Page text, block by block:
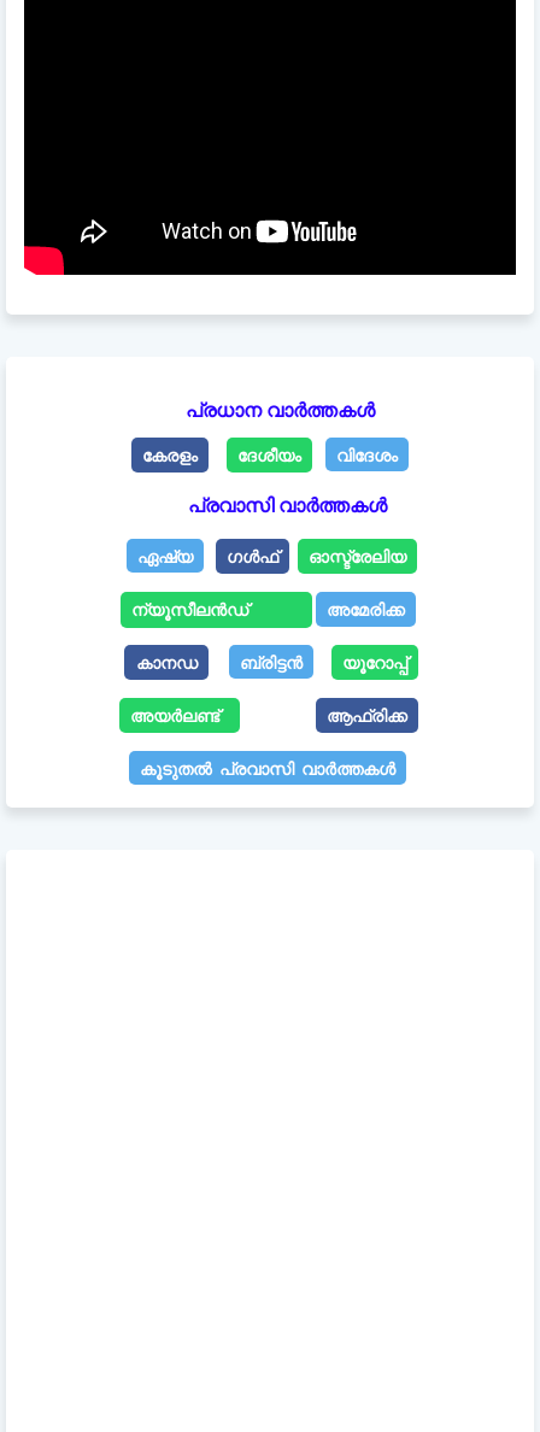
പ്രധാന വാർത്തകൾ
കേരളം ദേശീയം വിദേശം
പ്രവാസി വാർത്തകൾ
ഏഷ്യ ഗൾഫ് ഓസ്ട്രേലിയ
ന്യൂസീലൻഡ് അമേരിക്ക
കാനഡ ബ്രിട്ടൻ യൂറോപ്പ്
അയർലണ്ട് ആഫ്രിക്ക
കൂടുതൽ പ്രവാസി വാർത്തകൾ